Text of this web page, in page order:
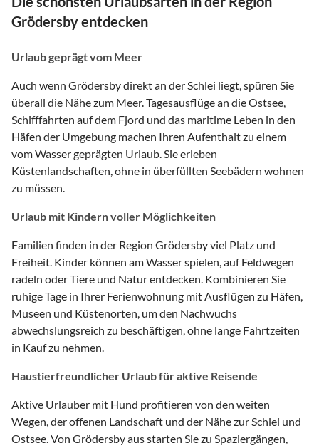
Grödersby entdecken
Urlaub geprägt vom Meer
Auch wenn Grödersby direkt an der Schlei liegt, spüren Sie
überall die Nähe zum Meer. Tagesausflüge an die Ostsee,
Schifffahrten auf dem Fjord und das maritime Leben in den
Häfen der Umgebung machen Ihren Aufenthalt zu einem
vom Wasser geprägten Urlaub. Sie erleben
Küstenlandschaften, ohne in überfüllten Seebädern wohnen
zu müssen.
Urlaub mit Kindern voller Möglichkeiten
Familien finden in der Region Grödersby viel Platz und
Freiheit. Kinder können am Wasser spielen, auf Feldwegen
radeln oder Tiere und Natur entdecken. Kombinieren Sie
ruhige Tage in Ihrer Ferienwohnung mit Ausflügen zu Häfen,
Museen und Küstenorten, um den Nachwuchs
abwechslungsreich zu beschäftigen, ohne lange Fahrtzeiten
in Kauf zu nehmen.
Haustierfreundlicher Urlaub für aktive Reisende
Aktive Urlauber mit Hund profitieren von den weiten
Wegen, der offenen Landschaft und der Nähe zur Schlei und
Ostsee. Von Grödersby aus starten Sie zu Spaziergängen,